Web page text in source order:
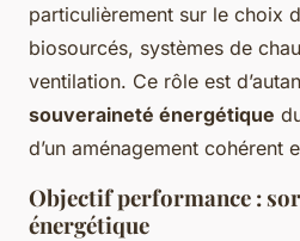
particulièrement sur le choix
biosourcés, systèmes de
ventilation. Ce rôle est
souveraineté énergétique
d’un aménagement cohérent
Objectif performance :
énergétique